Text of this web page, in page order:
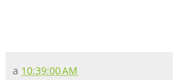
a 10:39:00 AM